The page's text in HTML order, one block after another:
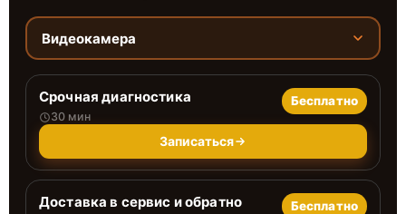
Видеокамера
Срочная диагностика
30 мин
Бесплатно
Записаться
Доставка в сервис и обратно Бесплатно